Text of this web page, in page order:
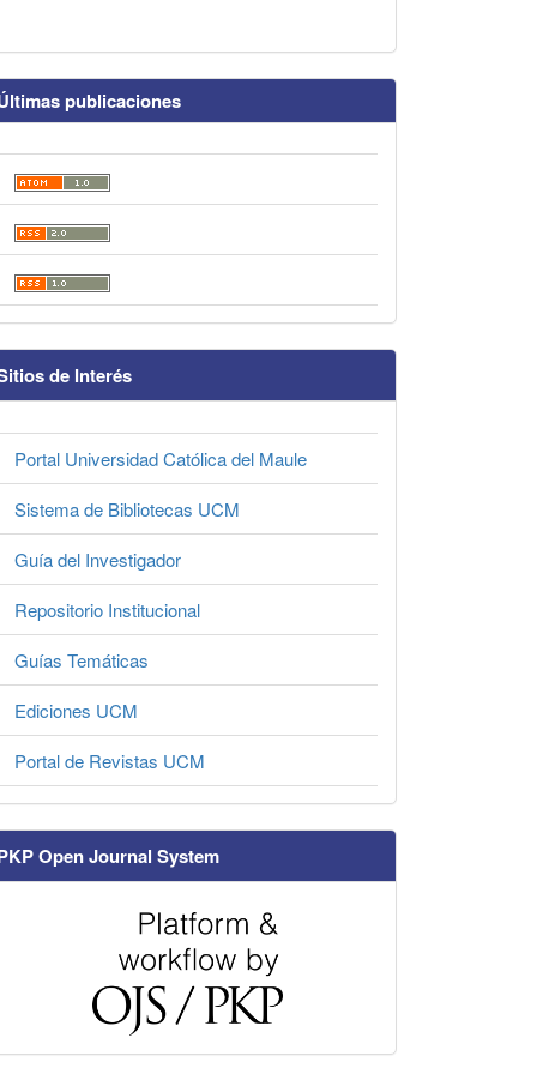
publicaciones
de Interés
Portal Universidad Católica del Maule
Sistema de Bibliotecas UCM
Guía del Investigador
Repositorio Institucional
Guías Temáticas
Ediciones UCM
Portal de Revistas UCM
Open Journal System